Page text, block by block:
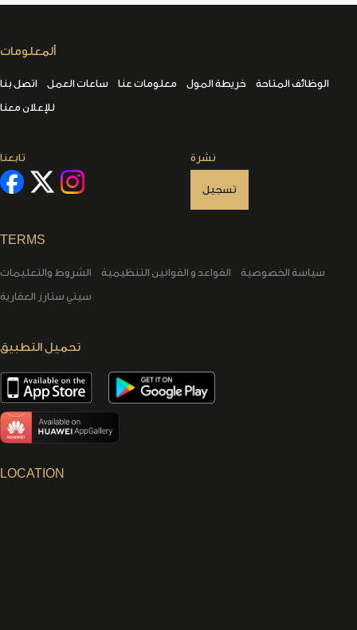
ألمعلومات
اتصل بنا ساعات العمل معلومات عنا خريطة المول
الوظائف المتاحة
للإعلان معنا
تابعنا نشرة
تسجيل
TERMS
الشروط والتعليمات القواعد و القوانين التنظيمية
سياسة الخصوصية
سيتي ستارز العقارية
تحميل التطبيق
LOCATION